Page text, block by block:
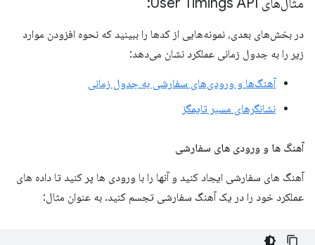
در بخش‌های بعدی، نمونه‌هایی از کدها را ببینید که نحوه افزودن موارد
زیر را به جدول زمانی عملکرد نشان می‌دهد:
آهنگ‌ها و ورودی‌های سفارشی به جدول زمانی
نشانگرهای مسیر تایمگز
آهنگ ها و ورودی های سفارشی
آهنگ های سفارشی ایجاد کنید و آنها را با ورودی ها پر کنید تا داده های
عملکرد خود را در یک آهنگ سفارشی تجسم کنید. به عنوان مثال: